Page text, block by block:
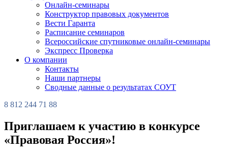
Онлайн-семинары
Конструктор правовых документов
Вести Гаранта
Расписание семинаров
Всероссийские спутниковые онлайн-семинары
Экспресс Проверка
О компании
Контакты
Наши партнеры
Сводные данные о результатах СОУТ
8 812 244 71 88
Приглашаем к участию в конкурсе
«Правовая Россия»!